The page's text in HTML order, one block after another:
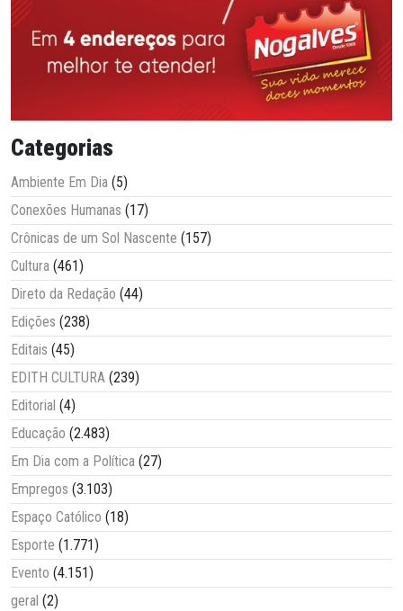
Categorias
Ambiente Em Dia (5)
Conexões Humanas (17)
Crônicas de um Sol Nascente (157)
Cultura (461)
Direto da Redação (44)
Edições (238)
Editais (45)
EDITH CULTURA (239)
Editorial (4)
Educação (2.483)
Em Dia com a Política (27)
Empregos (3.103)
Espaço Católico (18)
Esporte (1.771)
Evento (4.151)
geral (2)